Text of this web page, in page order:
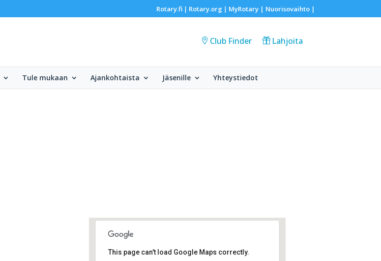
Rotary.fi| Rotary.org | MyRotary | Nuorisovaihto|
Club Finder Lahjoita
Tule mukaan Ajankohtaista Jäsenille Yhteystiedot
This page can't load Google Maps correctly.